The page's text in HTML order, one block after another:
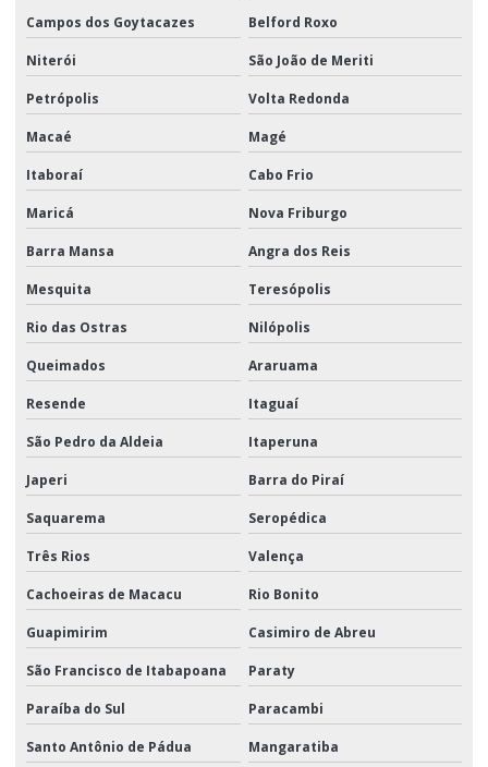
Campos dos Goytacazes Belford Roxo
Niterói São João de Meriti
Petrópolis Volta Redonda
Macaé Magé
Itaboraí Cabo Frio
Maricá Nova Friburgo
Barra Mansa Angra dos Reis
Mesquita Teresópolis
Rio das Ostras Nilópolis
Queimados Araruama
Resende Itaguaí
São Pedro da Aldeia Itaperuna
Japeri Barra do Piraí
Saquarema Seropédica
Três Rios Valença
Cachoeiras de Macacu Rio Bonito
Guapimirim Casimiro de Abreu
São Francisco de Itabapoana Paraty
Paraíba do Sul Paracambi
Santo Antônio de Pádua Mangaratiba